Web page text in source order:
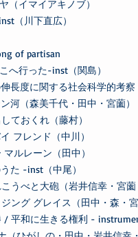
（イマイアキノブ）
（川下直広）
of partisan
へ行った-inst（関島）
長度に関する社会科学的考察
河（森美千代・田中・宮薗）
ておくれ（藤村）
フレンド（中川）
ルレーン（田中）
た -inst（中尾）
うべと大砲（岩井信幸・宮
ング グレイス（田中・森・宮
/ 平和に生きる権利 -